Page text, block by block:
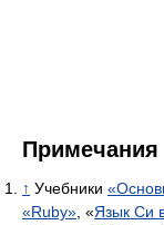
Примечания
↑ Учебники
«Ruby» , «Язык Си